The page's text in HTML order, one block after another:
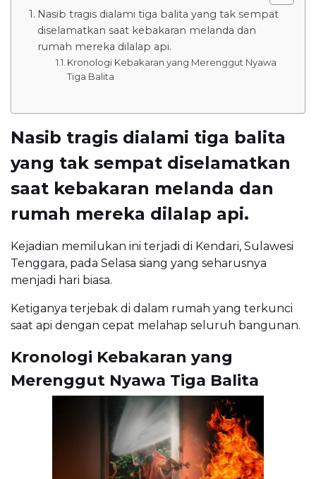
Nasib tragis dialami tiga balita yang tak sempat
diselamatkan saat kebakaran melanda dan
rumah mereka dilalap api.
Kronologi Kebakaran yang Merenggut Nyawa
Tiga Balita
Nasib tragis dialami tiga balita
yang tak sempat diselamatkan
saat kebakaran melanda dan
rumah mereka dilalap api.
Kejadian memilukan ini terjadi di Kendari, Sulawesi
Tenggara, pada Selasa siang yang seharusnya
menjadi hari biasa.
Ketiganya terjebak di dalam rumah yang terkunci
saat api dengan cepat melahap seluruh bangunan.
Kronologi Kebakaran yang
Merenggut Nyawa Tiga Balita